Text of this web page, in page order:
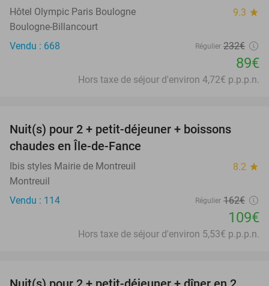
Hôtel Olympic Paris Boulogne 9.3 star
Boulogne-Billancourt
Vendu : 668
Régulier 232€
89€
Hors taxe de séjour d'environ 4,72€ p.p.p.n.
Nuit(s) pour 2 + petit-déjeuner + boissons
chaudes en Île-de-Fance
Ibis styles Mairie de Montreuil 8.2 star
Montreuil
Vendu : 114
Régulier 162€
109€
Hors taxe de séjour d'environ 5,53€ p.p.p.n.